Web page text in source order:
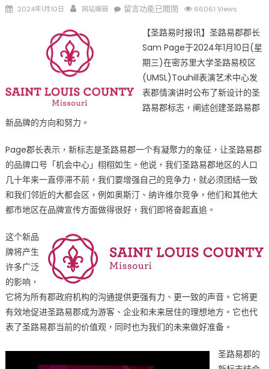
Posted
2024年1月10日 Author
网站编辑
在
起
郡
长
公
布
圣
路
新
品
County
Executive
Page
New
County
留言功能已關閉 66061 Views
【圣路易时报讯】圣路易郡郡长
Sam Page于2024年1月10日(星
期三)在密苏里大学圣路易校区
(UMSL)Touhill表演艺术中心发
表郡情演讲时公布了新设计的圣
路易郡标志，阐述创建圣路易郡
新品牌的方向和努力。
Page郡长表示，新标志是圣路易郡一个有凝聚力的象征，让圣路易郡
的品牌口号「机会中心」栩栩如生。他说，我们圣路易郡地区的人口
几十年来一直停滞不前，我们要增强自己的竞争力，就必须团结一致
和我们邻近的大都会区，例如奥斯汀、纳许维尔竞争，他们和其他大
都市地区在品牌宣传方面做得很好，我们即将奋起直追。
这个新品
牌将产生
许多广泛
的影响，
它将为所有郡政府机构的沟通提供更强有力、更一致的声音。它将更
有效地促进圣路易郡成为游客、企业和未来居住的理想地方。它也代
表了圣路易郡当前的价值观，同时也为我们的未来做好准备。
圣路易郡的